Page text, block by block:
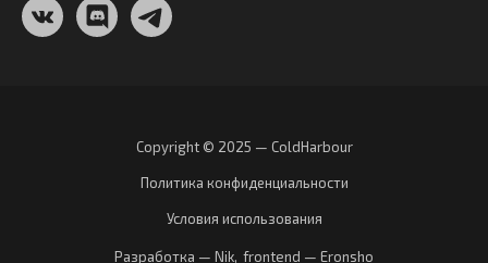
Copyright © 2025 — ColdHarbour
Политика конфиденциальности
Условия использования
Разработка — Nik, frontend — Eronsho